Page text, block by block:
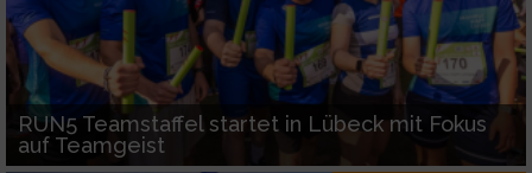
RUN5 Teamstaffel startet in Lübeck mit Fokus
auf Teamgeist